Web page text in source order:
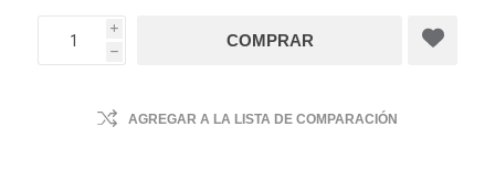
i
h
AGREGAR A LA LISTA DE COMPARACIÓN